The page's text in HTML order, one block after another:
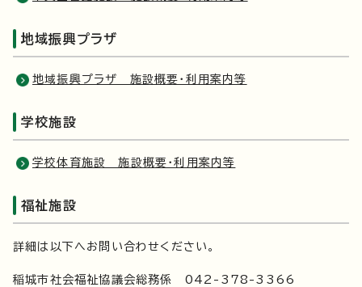
地域振興プラザ
地域振興プラザ 施設概要・利用案内等
学校施設
学校体育施設 施設概要・利用案内等
福祉施設
詳細は以下へお問い合わせください。
稲城市社会福祉協議会総務係 042-378-3366